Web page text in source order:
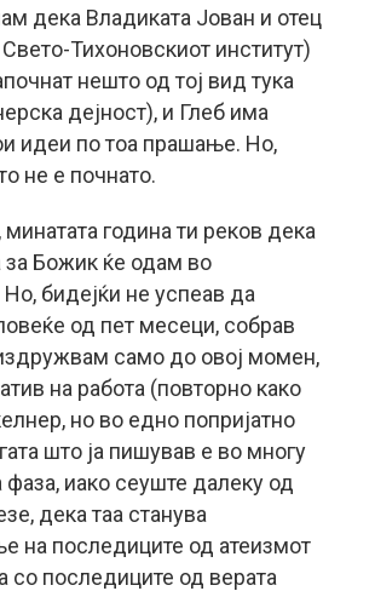
дека Владиката Јован и отец
Тихоновскиот институт)
нешто од тој вид тука
дејност), и Глеб има
идеи по тоа прашање. Но,
не е почнато.
година ти реков дека
за Божик ќе одам во
бидејќи не успеав да
од пет месеци, собрав
само до овој момен,
на работа (повторно како
но во едно попријатно
што ја пишував е во многу
иако сеуште далеку од
дека таа станува
на последиците од атеизмот
со последиците од верата